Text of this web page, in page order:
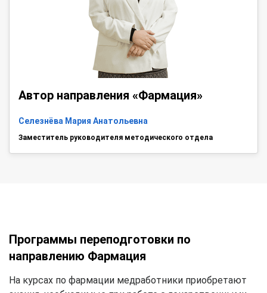
Автор направления «Фармация»
Селезнёва Мария Анатольевна
Заместитель руководителя методического отдела
Программы переподготовки по
направлению Фармация
На курсах по фармации медработники приобретают